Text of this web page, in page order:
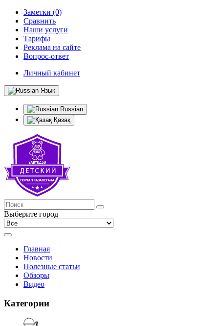
Заметки (0)
Сравнить
Наши услуги
Тарифы
Реклама на сайте
Вопрос-ответ
Личный кабинет
Язык
Russian
Қазақ
Выберите город
Главная
Новости
Полезные статьи
Обзоры
Видео
Категории